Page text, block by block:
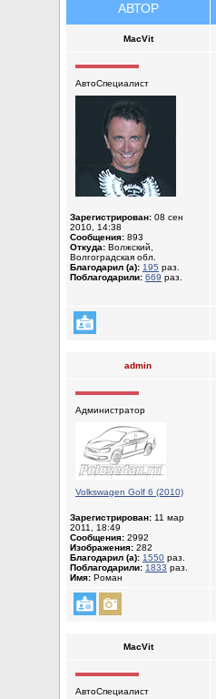
АВТОР
MacVit
АвтоСпециалист
Зарегистрирован: 08 сен
2010, 14:38
Сообщения: 893
Откуда: Волжский,
Волгоградская обл.
Благодарил (а): 195 раз.
Поблагодарили: 669 раз.
admin
Администратор
Volkswagen Golf 6 (2010)
Зарегистрирован: 11 мар
2011, 18:49
Сообщения: 2992
Изображения: 282
Благодарил (а): 1550 раз.
Поблагодарили: 1833 раз.
Имя: Роман
MacVit
АвтоСпециалист